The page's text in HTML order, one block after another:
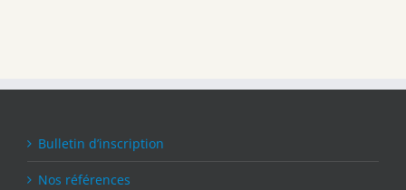
Bulletin d’inscription
Nos références